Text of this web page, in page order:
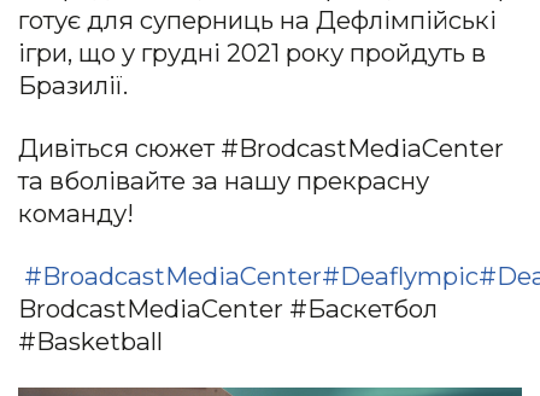
готує для суперниць на Дефлімпійські
ігри, що у грудні 2021 року пройдуть в
Бразилії.
Дивіться сюжет #BrodcastMediaCenter
та вболівайте за нашу прекрасну
команду!
#BroadcastMediaCenter#Deaflympic
BrodcastMediaCenter #Баскетбол
#Basketball